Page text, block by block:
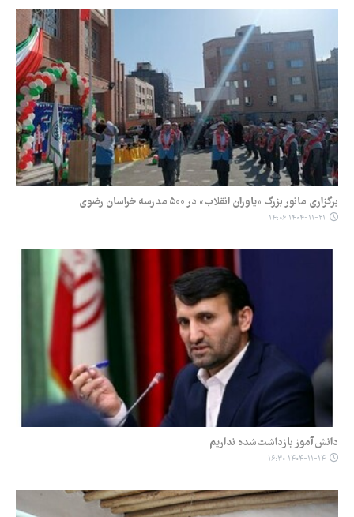
برگزاری مانور بزرگ «یاوران انقلاب» در ۵۰۰ مدرسه خراسان رضوی
۱۴۰۴-۱۱-۲۱ ۱۴:۰۶
دانش‌آموز بازداشت‌شده‌ نداریم
۱۴۰۴-۱۱-۱۴ ۱۶:۳۰